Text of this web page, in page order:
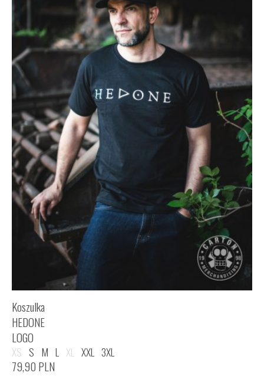
Koszulka
HEDONE
LOGO
XS S M L XL XXL 3XL
79,90 PLN